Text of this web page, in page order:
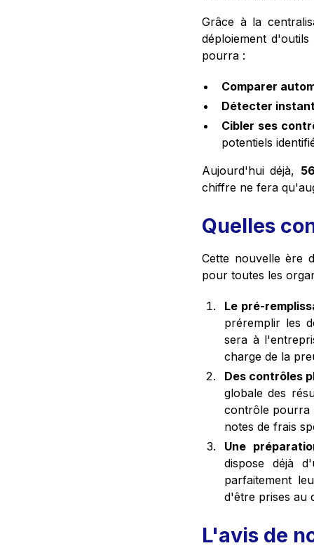
Grâce à la
déploiement
pourra :
Comparer
Détecter
Cibler ses
potentiels
Aujourd'hui déjà,
chiffre ne fera
Quelles
Cette nouvelle ère
pour toutes les
Le pré-
préremplir les
sera à
charge de la
Des contrôles
globale des
contrôle pourra
notes de frais
Une
dispose déjà
parfaitement
d'être prises au
L'avis de